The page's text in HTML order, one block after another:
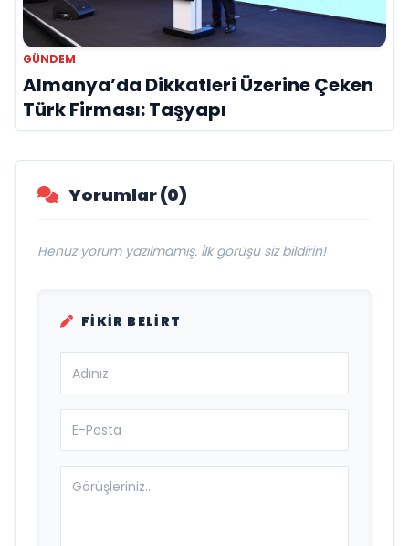
GÜNDEM
Almanya’da Dikkatleri Üzerine Çeken
Türk Firması: Taşyapı
Yorumlar (0)
Henüz yorum yazılmamış. İlk görüşü siz bildirin!
FIKIR BELIRT